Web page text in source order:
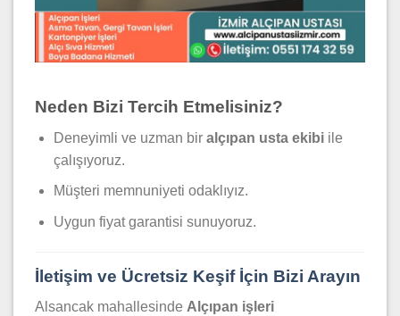
Neden Bizi Tercih Etmelisiniz?
Deneyimli ve uzman bir alçıpan usta ekibiile
çalışıyoruz.
Müşteri memnuniyeti odaklıyız.
Uygun fiyat garantisi sunuyoruz.
İletişim ve Ücretsiz Keşif İçin Bizi Arayın
Alsancak mahallesinde Alçıpan işleri